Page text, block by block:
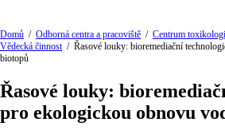
Domů / Odborná centra a pracoviště / Centrum
Vědecká činnost/ Řasové louky: bioremediační
biotopů
Řasové louky:
pro ekologickou obnovu